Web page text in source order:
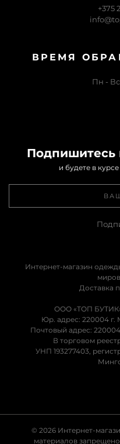
+375
ВРЕМЯ
Пн -
Подпишитесь
и будете в
Интернет-магазин
Доставка
ООО «ТОП
Юр. адрес: 220004 г.
Почтовый адрес:
В торговом
УНП 193277403,
© 2026 Интернет-
материалов запрещено.